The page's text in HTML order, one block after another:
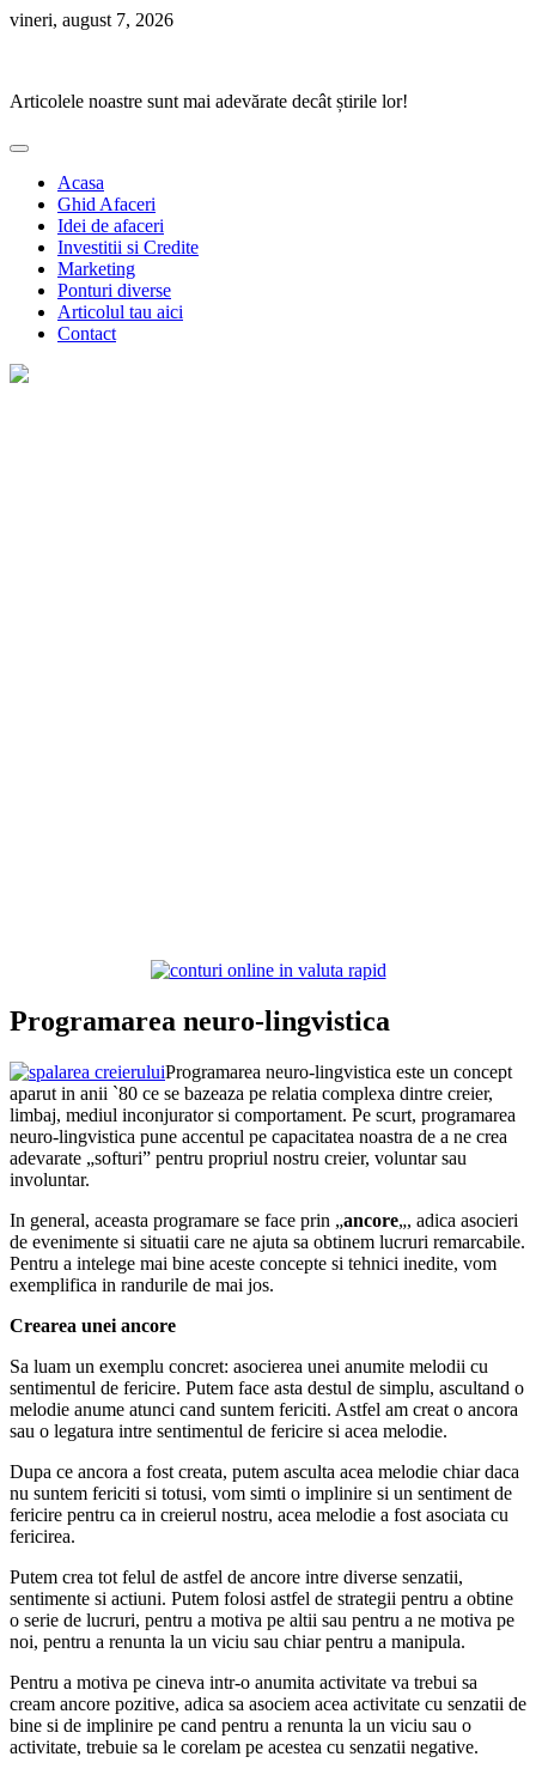
Skip
vineri, august 7, 2026
Articolele noastre sunt mai adevărate decât știrile lor!
Acasa
Ghid Afaceri
Idei de afaceri
Investitii si Credite
Marketing
Ponturi diverse
Articolul tau aici
Contact
Programarea neuro-lingvistica
Programarea neuro-lingvistica este un concept
aparut in anii `80 ce se bazeaza pe relatia complexa dintre creier,
limbaj, mediul inconjurator si comportament. Pe scurt, programarea
neuro-lingvistica pune accentul pe capacitatea noastra de a ne crea
adevarate „softuri” pentru propriul nostru creier, voluntar sau
involuntar.
In general, aceasta programare se face prin „ancore„, adica asocieri
de evenimente si situatii care ne ajuta sa obtinem lucruri remarcabile.
Pentru a intelege mai bine aceste concepte si tehnici inedite, vom
exemplifica in randurile de mai jos.
Crearea unei ancore
Sa luam un exemplu concret: asocierea unei anumite melodii cu
sentimentul de fericire. Putem face asta destul de simplu, ascultand o
melodie anume atunci cand suntem fericiti. Astfel am creat o ancora
sau o legatura intre sentimentul de fericire si acea melodie.
Dupa ce ancora a fost creata, putem asculta acea melodie chiar daca
nu suntem fericiti si totusi, vom simti o implinire si un sentiment de
fericire pentru ca in creierul nostru, acea melodie a fost asociata cu
fericirea.
Putem crea tot felul de astfel de ancore intre diverse senzatii,
sentimente si actiuni. Putem folosi astfel de strategii pentru a obtine
o serie de lucruri, pentru a motiva pe altii sau pentru a ne motiva pe
noi, pentru a renunta la un viciu sau chiar pentru a manipula.
Pentru a motiva pe cineva intr-o anumita activitate va trebui sa
cream ancore pozitive, adica sa asociem acea activitate cu senzatii de
bine si de implinire pe cand pentru a renunta la un viciu sau o
activitate, trebuie sa le corelam pe acestea cu senzatii negative.